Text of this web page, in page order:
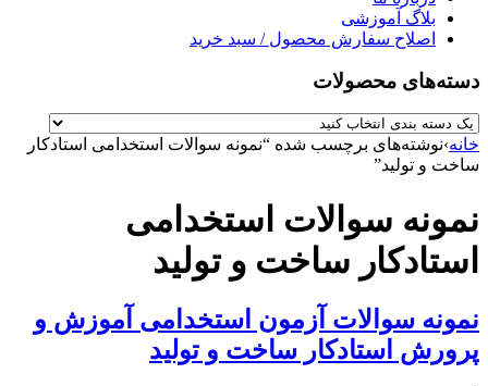
بلاگ آموزشی
اصلاح سفارش محصول / سبد خرید
دسته‌های محصولات
خانه›نوشته‌های برچسب شده “نمونه سوالات استخدامی استادکار
ساخت و تولید”
نمونه سوالات استخدامی
استادکار ساخت و تولید
نمونه سوالات آزمون استخدامی آموزش و
پرورش استادکار ساخت و تولید